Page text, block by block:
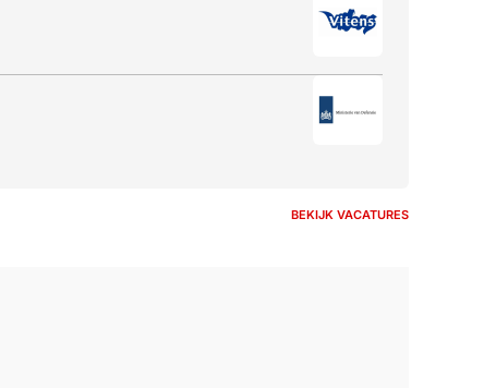
BEKIJK VACATURES